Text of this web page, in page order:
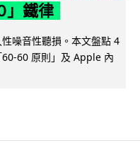
」鐵律
噪音性聽損。本文盤點 4
60 原則」及 Apple 內